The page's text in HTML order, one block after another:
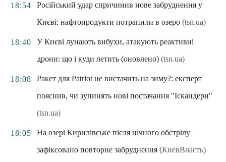
18:54
Російський удар спричинив нове забруднення у
Києві: нафтопродукти потрапили в озеро (tsn.ua)
18:40
У Києві лунають вибухи, атакують реактивні
дрони: що і куди летить (оновлено) (tsn.ua)
18:08
Ракет для Patriot не вистачить на зиму?: експерт
пояснив, чи зупинять нові постачання "Іскандери"
(tsn.ua)
18:05
На озері Кирилівське після нічного обстрілу
зафіксовано повторне забруднення (КиевВласть)